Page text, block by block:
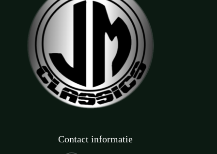
Contact informatie